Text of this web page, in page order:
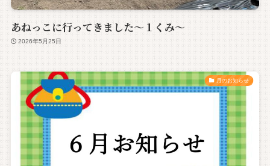
あねっこに行ってきました～１くみ～
2026年5月25日
月のお知らせ